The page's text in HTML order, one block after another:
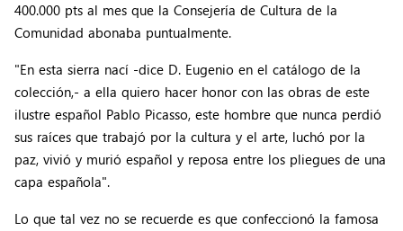
400.000 pts al mes que la Consejería de Cultura de la
Comunidad abonaba puntualmente.
"En esta sierra nací -dice D. Eugenio en el catálogo de la
colección,- a ella quiero hacer honor con las obras de este
ilustre español Pablo Picasso, este hombre que nunca perdió
sus raíces que trabajó por la cultura y el arte, luchó por la
paz, vivió y murió español y reposa entre los pliegues de una
capa española".
Lo que tal vez no se recuerde es que confeccionó la famosa